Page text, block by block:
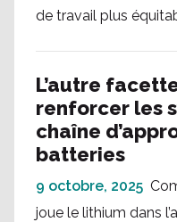
de travail plus
L’autre
renforcer les
chaîne
batteries
9 octobre, 2025
joue le lithium dans